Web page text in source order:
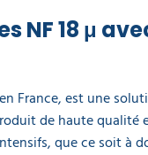
NF 18 μ
France, est une
de haute qualité
que ce soit à